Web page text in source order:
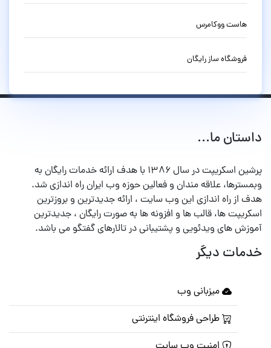
هاست ووکامرس
فروشگاه ساز رایگان
داستان ما...
پرشین اسکریپت در سال ۱۳۸۶ با هدف ارائه خدمات رایگان به
وبمسترها، علاقه مندان و فعالین حوزه وب ایران راه اندازی شد.
هدف از راه اندازی این وب سایت ، ارائه جدیدترین و بروزترین
اسکریپت ها، قالب ها و افزونه ها به صورت رایگان ، جدیدترین
آموزش های ویدئویی و پشتیبانی در تالارهای گفتگو می باشد.
خدمات دیگر
میزبانی وب
طراحی فروشگاه اینترنتی